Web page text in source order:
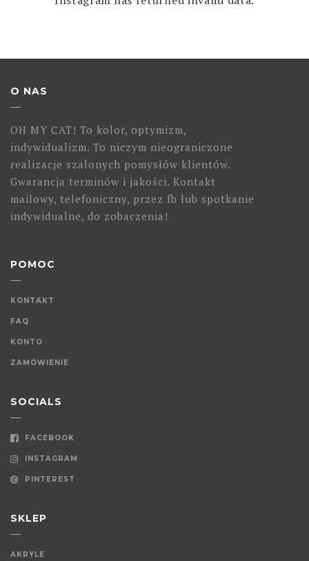
O NAS
OH MY CAT! To kolor, optymizm,
indywidualizm. To niczym nieograniczone
realizacje szalonych pomysłów klientów.
Gwarancja terminów i jakości. Kontakt
mailowy, telefoniczny, przez fb lub spotkanie
indywidualne, do zobaczenia!
POMOC
KONTAKT
FAQ
KONTO
ZAMÓWIENIE
SOCIALS
FACEBOOK
INSTAGRAM
PINTEREST
SKLEP
AKRYLE